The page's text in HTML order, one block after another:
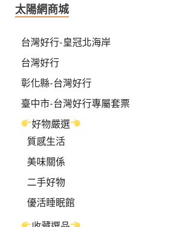
太陽網商城
台灣好行-皇冠北海岸
台灣好行
彰化縣-台灣好行
臺中市-台灣好行專屬套票
好物嚴選
質感生活
美味關係
二手好物
優活睡眠館